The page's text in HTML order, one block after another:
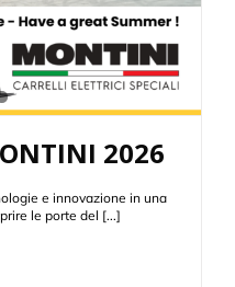
2026
e innovazione in una
le porte del [...]